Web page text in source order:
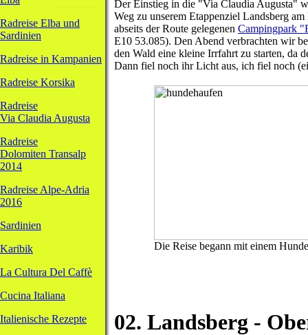
Radreise Elba und
Sardinien
Radreise in Kampanien
Radreise Korsika
Radreise
Via Claudia Augusta
Radreise
Dolomiten Transalp
2014
Radreise Alpe-Adria
2016
Sardinien
Karibik
La Cultura Del Caffè
Cucina Italiana
Italienische Rezepte
Der Einstieg in die "Via Claudia Augusta"
Weg zu unserem Etappenziel Landsberg
abseits der Route gelegenen Campingpark
E10 53.085). Den Abend verbrachten wir
den Wald eine kleine Irrfahrt zu starten, da
Dann fiel noch ihr Licht aus, ich fiel noch
Die Reise begann mit einem
02. Landsberg -